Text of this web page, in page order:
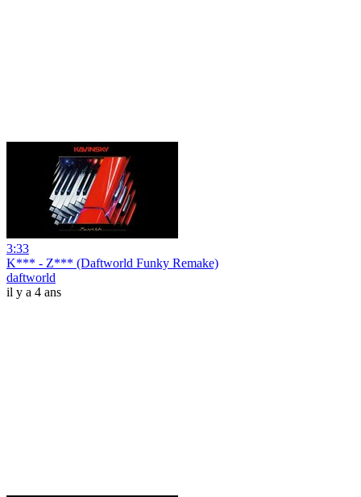
3:33
K*** - Z*** (Daftworld Funky Remake)
daftworld
il y a 4 ans